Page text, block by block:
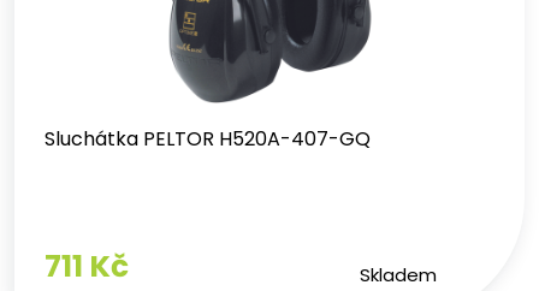
Sluchátka PELTOR H520A-407-GQ
711 Kč Skladem